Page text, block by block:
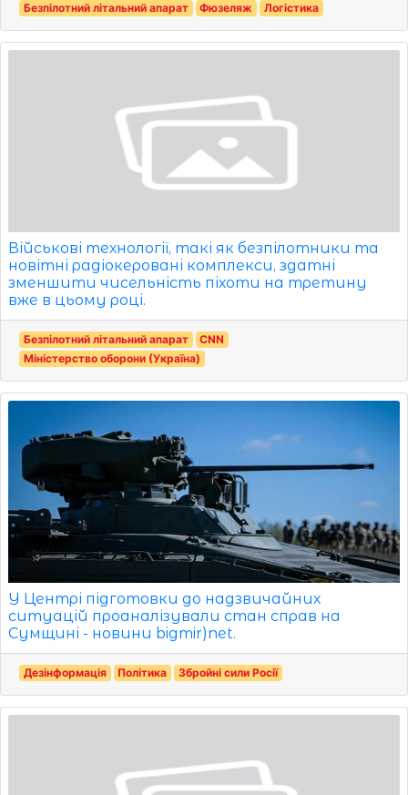
Безпілотний літальний апарат Фюзеляж Логістика
Військові технології, такі як безпілотники та
новітні радіокеровані комплекси, здатні
зменшити чисельність піхоти на третину
вже в цьому році.
Безпілотний літальний апарат
CNN
Міністерство оборони (Україна)
У Центрі підготовки до надзвичайних
ситуацій проаналізували стан справ на
Сумщині - новини bigmir)net.
Дезінформація Політика Збройні сили Росії